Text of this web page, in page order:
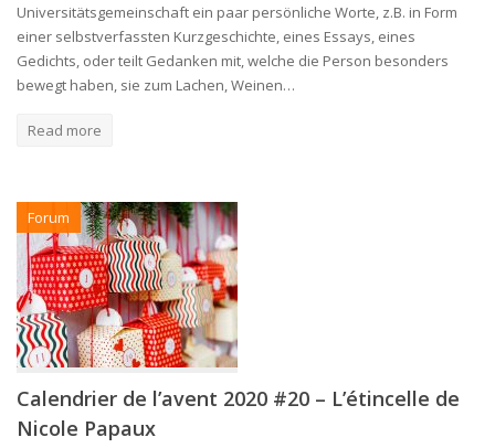
Universitätsgemeinschaft ein paar persönliche Worte, z.B. in Form
einer selbstverfassten Kurzgeschichte, eines Essays, eines
Gedichts, oder teilt Gedanken mit, welche die Person besonders
bewegt haben, sie zum Lachen, Weinen…
Read more
Forum
Calendrier de l’avent 2020 #20 – L’étincelle de
Nicole Papaux